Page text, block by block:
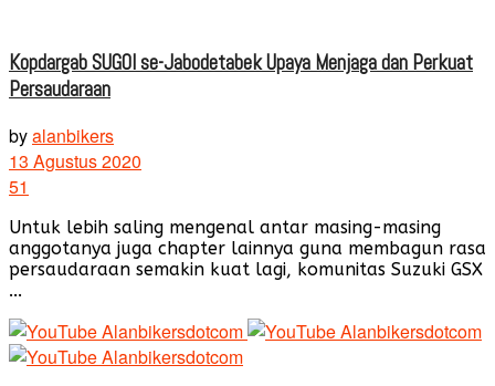
Kopdargab SUGOI se-Jabodetabek Upaya Menjaga dan Perkuat
Persaudaraan
byalanbikers
13 Agustus 2020
51
Untuk lebih saling mengenal antar masing-masing
anggotanya juga chapter lainnya guna membagun rasa
persaudaraan semakin kuat lagi, komunitas Suzuki GSX
...